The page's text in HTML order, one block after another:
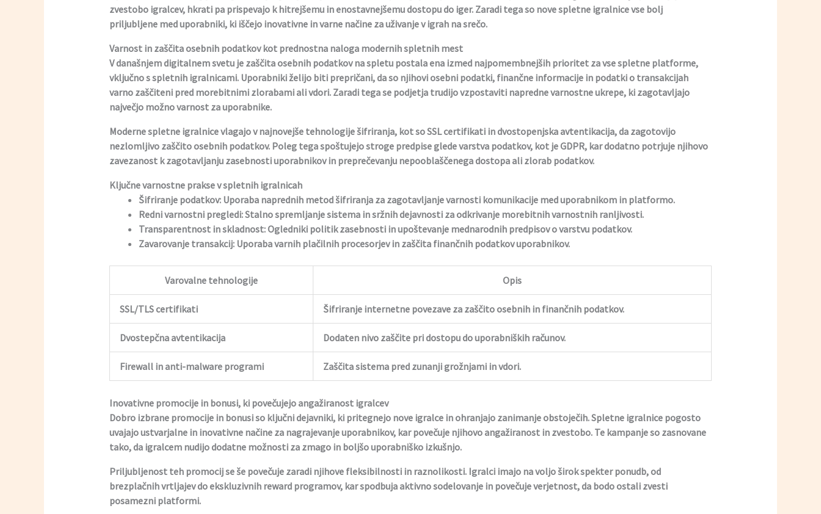
zvestobo igralcev, hkrati pa prispevajo k hitrejšemu in enostavnejšemu dostopu do iger. Zaradi tega so nove spletne igralnice vse bolj
priljubljene med uporabniki, ki iščejo inovativne in varne načine za uživanje v igrah na srečo.
Varnost in zaščita osebnih podatkov kot prednostna naloga modernih spletnih mest
V današnjem digitalnem svetu je zaščita osebnih podatkov na spletu postala ena izmed najpomembnejših prioritet za vse spletne platforme,
vključno s spletnih igralnicami. Uporabniki želijo biti prepričani, da so njihovi osebni podatki, finančne informacije in podatki o transakcijah
varno zaščiteni pred morebitnimi zlorabami ali vdori. Zaradi tega se podjetja trudijo vzpostaviti napredne varnostne ukrepe, ki zagotavljajo
največjo možno varnost za uporabnike.
Moderne spletne igralnice vlagajo v najnovejše tehnologije šifriranja, kot so SSL certifikati in dvostopenjska avtentikacija, da zagotovijo
nezlomljivo zaščito osebnih podatkov. Poleg tega spoštujejo stroge predpise glede varstva podatkov, kot je GDPR, kar dodatno potrjuje njihovo
zavezanost k zagotavljanju zasebnosti uporabnikov in preprečevanju nepooblaščenega dostopa ali zlorab podatkov.
Ključne varnostne prakse v spletnih igralnicah
Šifriranje podatkov:Uporaba naprednih metod šifriranja za zagotavljanje varnosti komunikacije med uporabnikom in platformo.
Redni varnostni pregledi:Stalno spremljanje sistema in sržnih dejavnosti za odkrivanje morebitnih varnostnih ranljivosti.
Transparentnost in skladnost:Ogledniki politik zasebnosti in upoštevanje mednarodnih predpisov o varstvu podatkov.
Zavarovanje transakcij:Uporaba varnih plačilnih procesorjev in zaščita finančnih podatkov uporabnikov.
Varovalne tehnologije Opis
SSL/TLS certifikati Šifriranje internetne povezave za zaščito osebnih in finančnih podatkov.
Dvostepčna avtentikacija Dodaten nivo zaščite pri dostopu do uporabniških računov.
Firewall in anti-malware programi Zaščita sistema pred zunanji grožnjami in vdori.
Inovativne promocije in bonusi, ki povečujejo angažiranost igralcev
Dobro izbrane promocije in bonusi so ključni dejavniki, ki pritegnejo nove igralce in ohranjajo zanimanje obstoječih. Spletne igralnice pogosto
uvajajo ustvarjalne in inovativne načine za nagrajevanje uporabnikov, kar povečuje njihovo angažiranost in zvestobo. Te kampanje so zasnovane
tako, da igralcem nudijo dodatne možnosti za zmago in boljšo uporabniško izkušnjo.
Priljubljenost teh promocij se še povečuje zaradi njihove fleksibilnosti in raznolikosti. Igralci imajo na voljo širok spekter ponudb, od
brezplačnih vrtljajev do ekskluzivnih reward programov, kar spodbuja aktivno sodelovanje in povečuje verjetnost, da bodo ostali zvesti
posamezni platformi.